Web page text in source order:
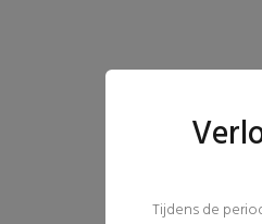
Tijdens de